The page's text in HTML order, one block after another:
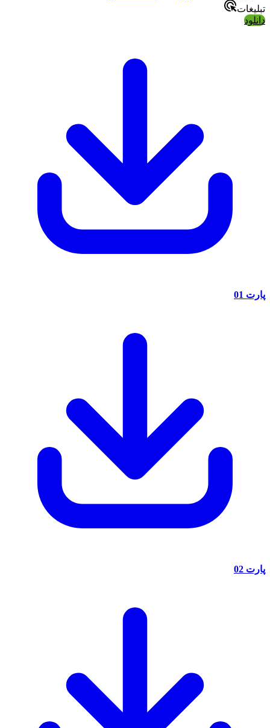
تبلیغات
دانلود
پارت 01
پارت 02